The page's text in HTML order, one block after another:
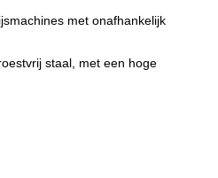
met onafhankelijk
staal, met een hoge